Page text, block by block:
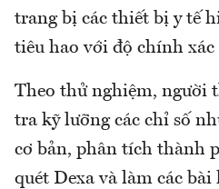
trang bị các thiết bị y tế
tiêu hao với độ chính
Theo thử nghiệm, người
tra kỹ lưỡng các chỉ số
cơ bản, phân tích thành
quét Dexa và làm các